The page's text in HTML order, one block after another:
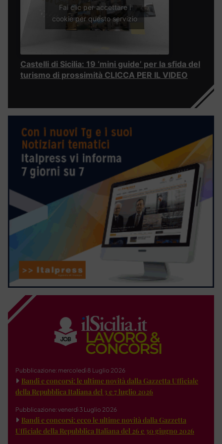
Fai clic per accettare i
cookie per questo servizio
Castelli di Sicilia: 19 ‘mini guide’ per la sfida del
turismo di prossimità CLICCA PER IL VIDEO
Pubblicazione: mercoledì 8 Luglio 2026
Bandi e concorsi: le ultime novità dalla Gazzetta Ufficiale
della Repubblica Italiana del 3 e 7 luglio 2026
Pubblicazione: venerdì 3 Luglio 2026
Bandi e concorsi: ecco le ultime novità dalla Gazzetta
Ufficiale della Repubblica Italiana del 26 e 30 giugno 2026